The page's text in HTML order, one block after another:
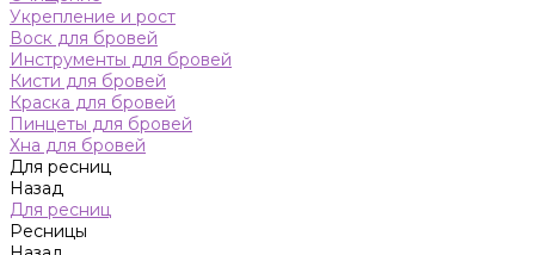
Укрепление и рост
Воск для бровей
Инструменты для бровей
Кисти для бровей
Краска для бровей
Пинцеты для бровей
Хна для бровей
Для ресниц
Назад
Для ресниц
Ресницы